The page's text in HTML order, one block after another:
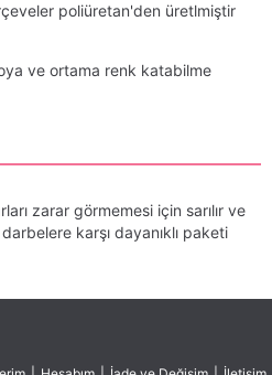
poliüretan'den üretlmiştir
ve ortama renk katabilme
zarar görmemesi için sarılır ve
karşı dayanıklı paketi